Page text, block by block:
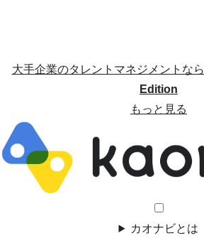
大手企業のタレントマネジメントなら
Edition
もっと見る
カオナビとは